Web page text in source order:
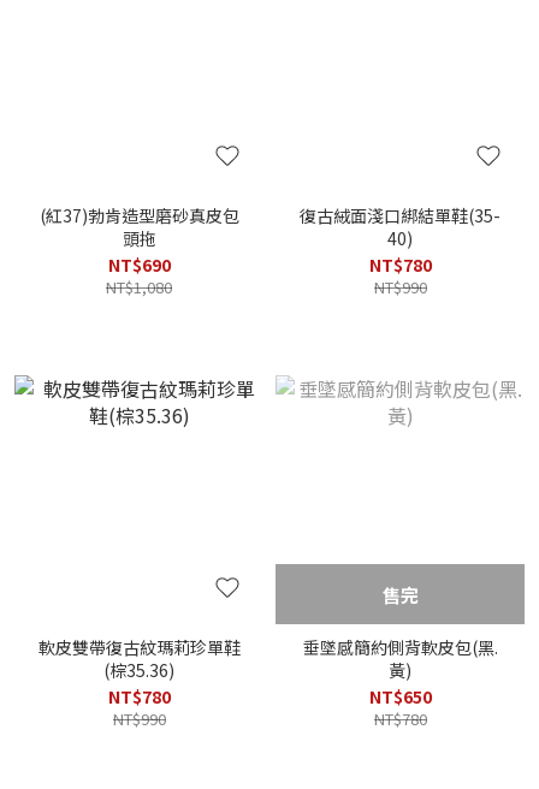
(紅37)勃肯造型磨砂真皮包
頭拖
NT$690
NT$1,080
復古絨面淺口綁結單鞋(35-
40)
NT$780
NT$990
軟皮雙帶復古紋瑪莉珍單鞋
(棕35.36)
NT$780
NT$990
售完
垂墜感簡約側背軟皮包(黑.
黃)
NT$650
NT$780